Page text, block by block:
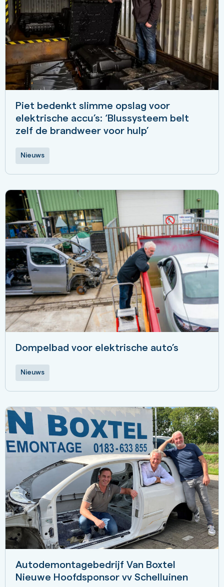
Piet bedenkt slimme opslag voor
elektrische accu’s: ‘Blussysteem belt
zelf de brandweer voor hulp’
Nieuws
Dompelbad voor elektrische auto’s
Nieuws
Autodemontagebedrijf Van Boxtel
Nieuwe Hoofdsponsor vv Schelluinen